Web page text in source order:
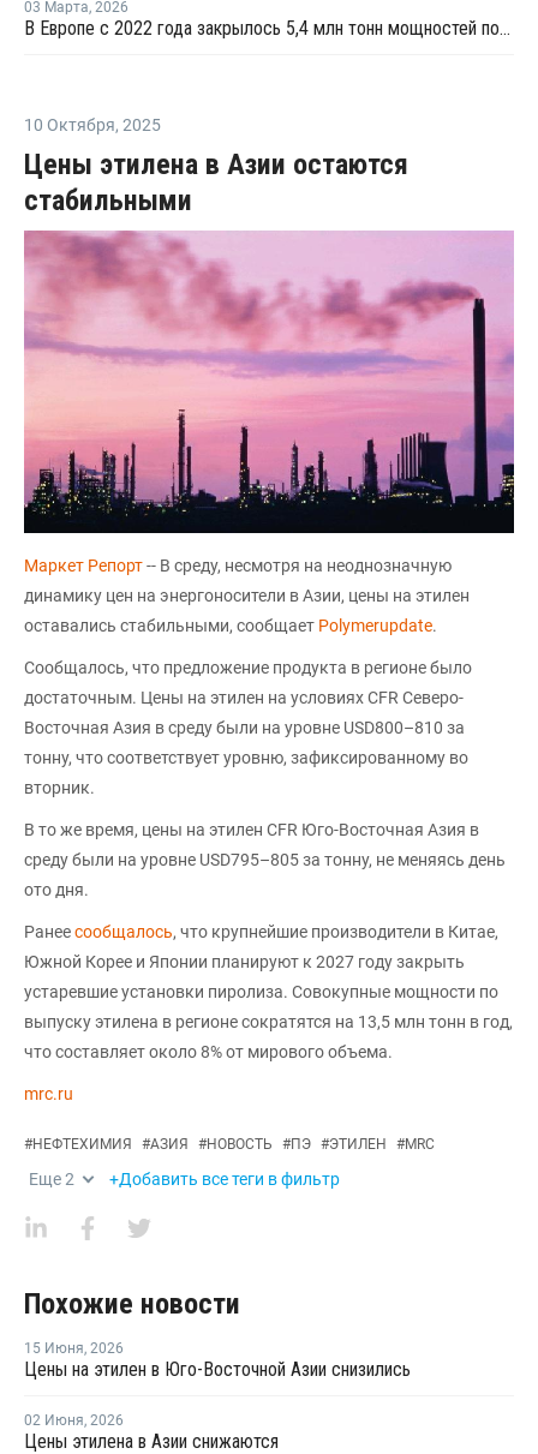
03 Марта, 2026
В Европе с 2022 года закрылось 5,4 млн тонн мощностей по выпуску полимеров
10 Октября, 2025
Цены этилена в Азии остаются
стабильными
Маркет Репорт-- В среду, несмотря на неоднозначную
динамику цен на энергоносители в Азии, цены на этилен
оставались стабильными, сообщает Polymerupdate.
Сообщалось, что предложение продукта в регионе было
достаточным. Цены на этилен на условиях CFR Северо-
Восточная Азия в среду были на уровне USD800–810 за
тонну, что соответствует уровню, зафиксированному во
вторник.
В то же время, цены на этилен CFR Юго-Восточная Азия в
среду были на уровне USD795–805 за тонну, не меняясь день
ото дня.
Ранеесообщалось, что крупнейшие производители в Китае,
Южной Корее и Японии планируют к 2027 году закрыть
устаревшие установки пиролиза. Совокупные мощности по
выпуску этилена в регионе сократятся на 13,5 млн тонн в год,
что составляет около 8% от мирового объема.
mrc.ru
#НЕФТЕХИМИЯ #АЗИЯ #НОВОСТЬ #ПЭ #ЭТИЛЕН #MRC
Еще2 +Добавить все теги в фильтр
Похожие новости
15 Июня, 2026
Цены на этилен в Юго-Восточной Азии снизились
02 Июня, 2026
Цены этилена в Азии снижаются